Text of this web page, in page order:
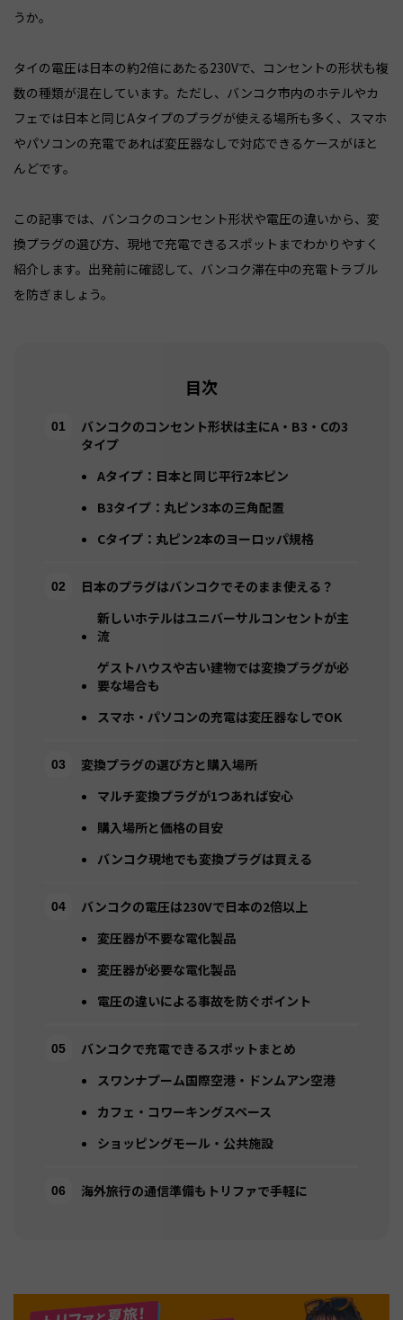
うか。
タイの電圧は日本の約2倍にあたる230Vで、コンセントの形状も複
数の種類が混在しています。ただし、バンコク市内のホテルやカ
フェでは日本と同じAタイプのプラグが使える場所も多く、スマホ
やパソコンの充電であれば変圧器なしで対応できるケースがほと
んどです。
この記事では、バンコクのコンセント形状や電圧の違いから、変
換プラグの選び方、現地で充電できるスポットまでわかりやすく
紹介します。出発前に確認して、バンコク滞在中の充電トラブル
を防ぎましょう。
目次
バンコクのコンセント形状は主にA・B3・Cの3
タイプ
Aタイプ：日本と同じ平行2本ピン
B3タイプ：丸ピン3本の三角配置
Cタイプ：丸ピン2本のヨーロッパ規格
日本のプラグはバンコクでそのまま使える？
新しいホテルはユニバーサルコンセントが主
流
ゲストハウスや古い建物では変換プラグが必
要な場合も
スマホ・パソコンの充電は変圧器なしでOK
変換プラグの選び方と購入場所
マルチ変換プラグが1つあれば安心
購入場所と価格の目安
バンコク現地でも変換プラグは買える
バンコクの電圧は230Vで日本の2倍以上
変圧器が不要な電化製品
変圧器が必要な電化製品
電圧の違いによる事故を防ぐポイント
バンコクで充電できるスポットまとめ
スワンナプーム国際空港・ドンムアン空港
カフェ・コワーキングスペース
ショッピングモール・公共施設
海外旅行の通信準備もトリファで手軽に